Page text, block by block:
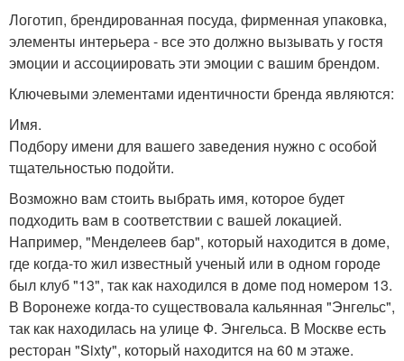
Логотип, брендированная посуда, фирменная упаковка,
элементы интерьера - все это должно вызывать у гостя
эмоции и ассоциировать эти эмоции с вашим брендом.
Ключевыми элементами идентичности бренда являются:
Имя.
Подбору имени для вашего заведения нужно с особой
тщательностью подойти.
Возможно вам стоить выбрать имя, которое будет
подходить вам в соответствии с вашей локацией.
Например, "Менделеев бар", который находится в доме,
где когда-то жил известный ученый или в одном городе
был клуб "13", так как находился в доме под номером 13.
В Воронеже когда-то существовала кальянная "Энгельс",
так как находилась на улице Ф. Энгельса. В Москве есть
ресторан "Sixty", который находится на 60 м этаже.